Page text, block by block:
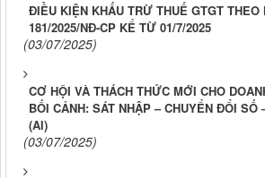
ĐIỀU KIỆN KHẤU TRỪ THUẾ GTGT THEO
181/2025/NĐ-CP KỂ TỪ 01/7/2025
(03/07/2025)
CƠ HỘI VÀ THÁCH THỨC MỚI CHO
BỐI CẢNH: SÁT NHẬP – CHUYỂN ĐỔI SỐ
(AI)
(03/07/2025)